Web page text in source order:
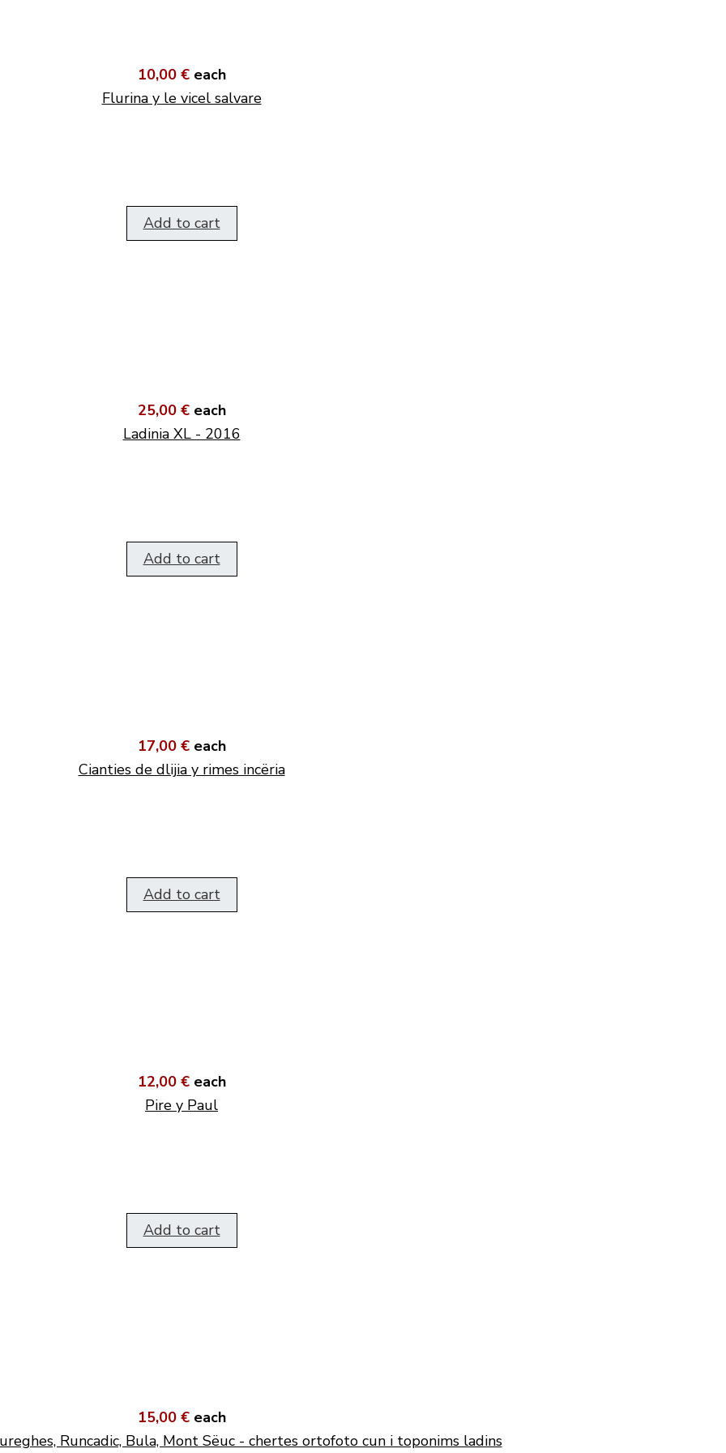
10,00 € each
Flurina y le vicel salvare
Add to cart
25,00 € each
Ladinia XL - 2016
Add to cart
17,00 € each
Cianties de dlijia y rimes incëria
Add to cart
12,00 € each
Pire y Paul
Add to cart
15,00 € each
Runcadic, Bula, Mont Sëuc - chertes ortofoto cun i toponims ladins